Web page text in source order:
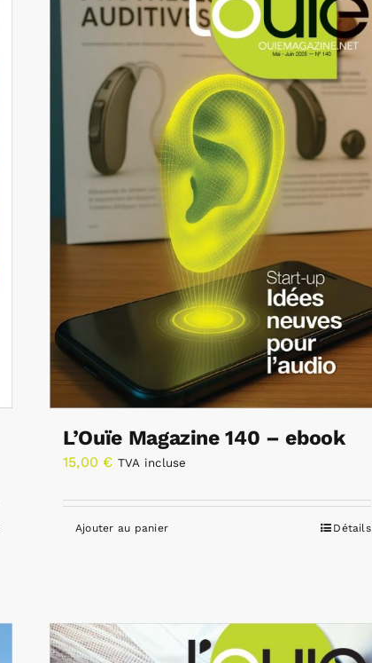
L’Ouïe Magazine 140 – ebook
15,00 € TVA incluse
Ajouter au panier Détails